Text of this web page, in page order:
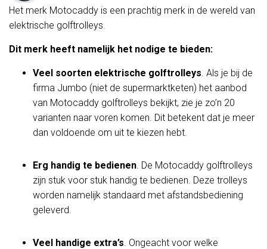
Het merk Motocaddy is een prachtig merk in de wereld van
elektrische golftrolleys.
Dit merk heeft namelijk het nodige te bieden:
Veel soorten elektrische golftrolleys. Als je bij de
firma Jumbo (niet de supermarktketen) het aanbod
van Motocaddy golftrolleys bekijkt, zie je zo’n 20
varianten naar voren komen. Dit betekent dat je meer
dan voldoende om uit te kiezen hebt.
Erg handig te bedienen. De Motocaddy golftrolleys
zijn stuk voor stuk handig te bedienen. Deze trolleys
worden namelijk standaard met afstandsbediening
geleverd.
Veel handige extra’s. Ongeacht voor welke